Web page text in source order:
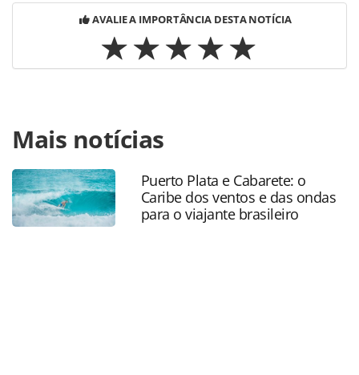
AVALIE A IMPORTÂNCIA DESTA NOTÍCIA
https://www.panrotas.com.br/mercado/destinos/2024/08/
corcovado-celebra-8-anos-com-marco-de-oito-milhoes-de-
visitantes_208534.html ou as ferramentas oferecidas na
página. Todo o conteúdo produzido pela PANROTAS
Editora é protegido pela legislação brasileira sobre direito
autoral. Não reproduza o conteúdo sem autorização da
Mais notícias
Puerto Plata e Cabarete: o
Caribe dos ventos e das ondas
para o viajante brasileiro